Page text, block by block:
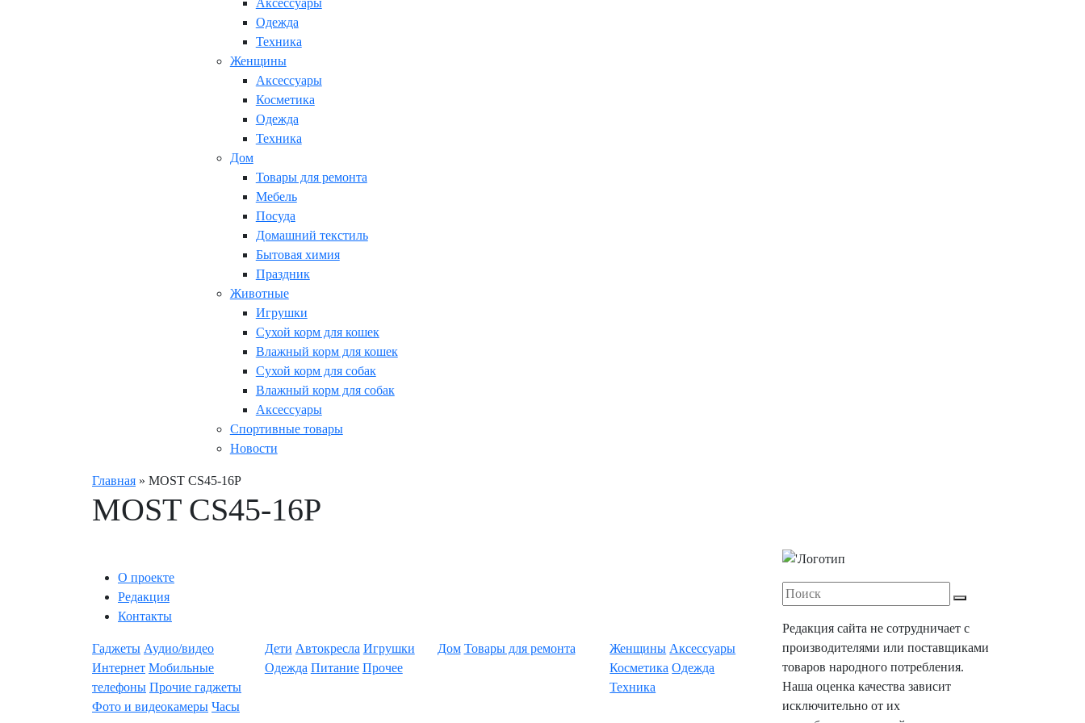
Аксессуары
Одежда
Техника
Женщины
Аксессуары
Косметика
Одежда
Техника
Дом
Товары для ремонта
Мебель
Посуда
Домашний текстиль
Бытовая химия
Праздник
Животные
Игрушки
Сухой корм для кошек
Влажный корм для кошек
Сухой корм для собак
Влажный корм для собак
Аксессуары
Спортивные товары
Новости
Главная » MOST CS45-16P
MOST CS45-16P
О проекте
Редакция
Контакты
Гаджеты Аудио/видео
Интернет Мобильные
телефоны Прочие гаджеты
Фото и видеокамеры Часы
Дети Автокресла Игрушки
Одежда Питание Прочее
Дом Товары для ремонта Женщины Аксессуары
Косметика Одежда
Техника
Редакция сайта не сотрудничает с
производителями или поставщиками
товаров народного потребления.
Наша оценка качества зависит
исключительно от их